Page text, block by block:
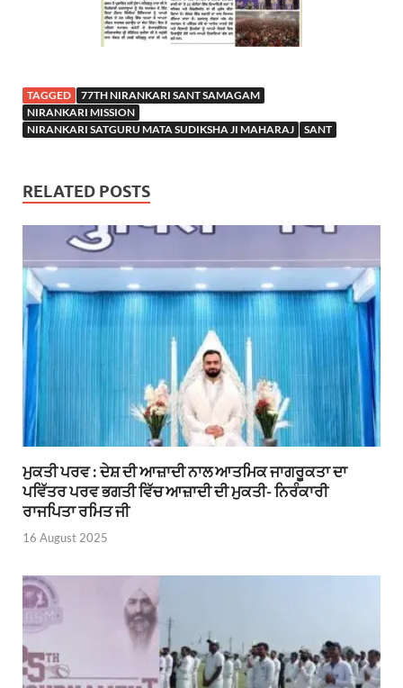
TAGGED
77TH NIRANKARI SANT SAMAGAM
NIRANKARI MISSION
NIRANKARI SATGURU MATA SUDIKSHA JI MAHARAJ
SANT
RELATED POSTS
ਮੁਕਤੀ ਪਰਵ : ਦੇਸ਼ ਦੀ ਆਜ਼ਾਦੀ ਨਾਲ ਆਤਮਿਕ ਜਾਗਰੂਕਤਾ ਦਾ
ਪਵਿੱਤਰ ਪਰਵ ਭਗਤੀ ਵਿੱਚ ਆਜ਼ਾਦੀ ਦੀ ਮੁਕਤੀ- ਨਿਰੰਕਾਰੀ
ਰਾਜਪਿਤਾ ਰਮਿਤ ਜੀ
16 August 2025